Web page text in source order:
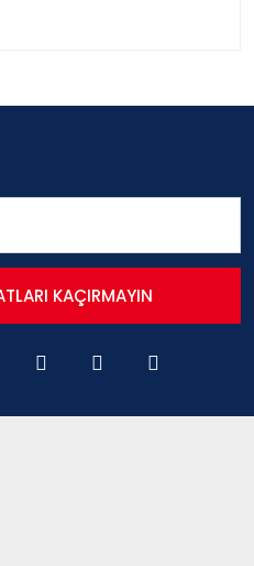
KAÇIRMAYIN